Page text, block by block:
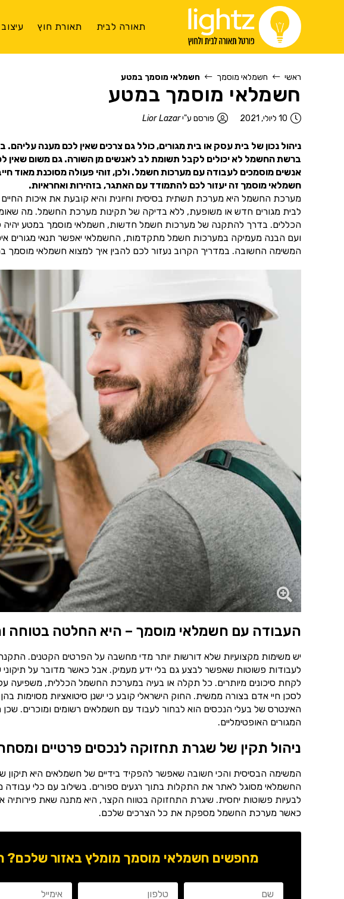
תאורה לבית תאורת חוץ
ראשי חשמלאי מוסמך חשמלאי מוסמך במטע
חשמלאי מוסמך במטע
10 ליולי, 2021 פורסם ע"יLior Lazar
ניהול נכון של בית עסק או בית מגורים, כולל גם צרכים שאין לכם מענה עליהם.
ברשת החשמל לא יכולים לקבל תשומת לב לאנשים מן השורה. גם משום שאין
אנשים מוסמכים לעבודה עם מערכות חשמל. ולכן, זוהי פעולה מסוכנת מאוד
חשמלאי מוסמך זה יעזור לכם להתמודד עם האתגר, בזהירות ואחראיות.
מערכת החשמל היא מערכת תשתית בסיסית וחיונית והיא קובעת את איכות החיים
לבית מגורים חדש או משופעת, ללא בדיקה של תקינות מערכת החשמל. מה
הכללים. בדרך להתקנה של מערכות חשמל חדשות, חשמלאי מוסמך במטע יהיה
ועם הבנה מעמיקה במערכות חשמל מתקדמות, החשמלאי יאפשר תנאי מגורים
המשימה החשובה. במדריך הקרוב נעזור לכם להבין איך למצוא חשמלאי מוסמך
העבודה עם חשמלאי מוסמך – היא החלטה בטוחה
יש משימות מקצועיות שלא דורשות יותר מדי מחשבה על הפרטים הקטנים. התקנת
לעבודות פשוטות שאפשר לבצע גם בלי ידע מעמיק. אבל כאשר מדובר על
לקחת סיכונים מיותרים. כל תקלה או בעיה במערכת החשמל הכללית, משפיעה
לסכן חיי אדם בצורה ממשית. החוק הישראלי קובע כי ישנן סיטואציות מסוימות
האינטרס של בעלי הנכסים הוא לבחור לעבוד עם חשמלאים רשומים ומוכרים.
המגורים האופטימליים.
ניהול תקין של שגרת תחזוקה לנכסים פרטיים
המשימה הבסיסית והכי חשובה שאפשר להפקיד בידיים של חשמלאים היא
החשמלאי מסוגל לאתר את התקלות בתוך רגעים ספורים. בשילוב עם כלי עבודה
לבעיות פשוטות יחסית. שיגרת התחזוקה בטווח הקצר, היא מתנה שאת פירותיה
כאשר מערכת החשמל מספקת את כל הצרכים שלכם.
מחפשים חשמלאי מוסמך מומלץ באזור שלכם?